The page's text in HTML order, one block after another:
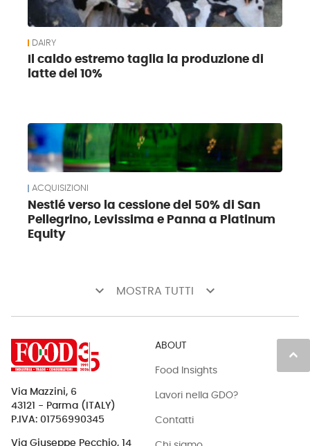
DAIRY
Il caldo estremo taglia la produzione di
latte del 10%
ACQUISIZIONI
Nestlé verso la cessione del 50% di San
Pellegrino, Levissima e Panna a Platinum
Equity
keyboard_arrow_down MOSTRA TUTTI keyboard_arrow_down
keyboard_arrow_up
Via Mazzini, 6
43121 - Parma (ITALY)
P.IVA: 01756990345
Via Giuseppe Pecchio, 14
ABOUT
Food Insights
Lavori nella GDO?
Contatti